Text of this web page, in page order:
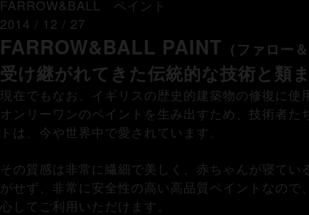
FARROW&BALL ペイント
2014 / 12 / 27
FARROW&BALL PAINT （ファロー
受け継がれてきた伝統的な技術と類
現在でもなお、イギリスの歴史的建築物の修復に
オンリーワンのペイントを生み出すため、技術者
トは、今や世界中で愛されています。
その質感は非常に繊細で美しく、赤ちゃんが寝て
がせず、非常に安全性の高い高品質ペイントなの
心してご利用いただけます。